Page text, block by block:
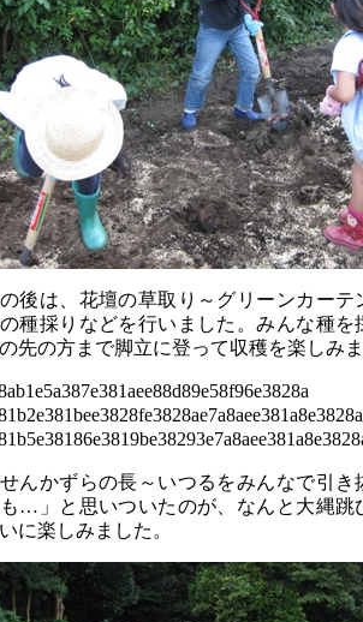
後は、花壇の草取り～グリーンカー
種採りなどを行いました。みんな種
先の方まで脚立に登って収穫を楽しみ
んかずらの長～いつるをみんなで引
…」と思いついたのが、なんと大縄跳
に楽しみました。